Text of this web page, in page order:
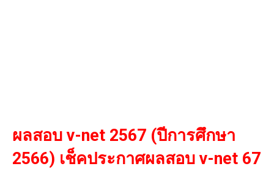
ผลสอบ v-net 2567 (ปีการศึกษา
2566) เช็คประกาศผลสอบ v-net 67